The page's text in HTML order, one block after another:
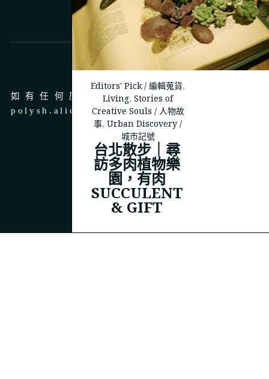
Editors' Pick / 編輯蒐貨,
Living,Stories of
Creative Souls / 人物故
事,Urban Discovery /
城市記號
台北散步｜尋
訪多肉植物樂
園，有肉
SUCCULENT
& GIFT
商務合作
如有任何廣告、商務合作，請 email 至
polysh.alice@gmail.com
© 2023THEPOLYSH.COM
BACK TO TOP